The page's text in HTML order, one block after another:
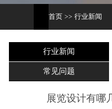
首页 >> 行业新闻
行业新闻
常见问题
展览设计有哪